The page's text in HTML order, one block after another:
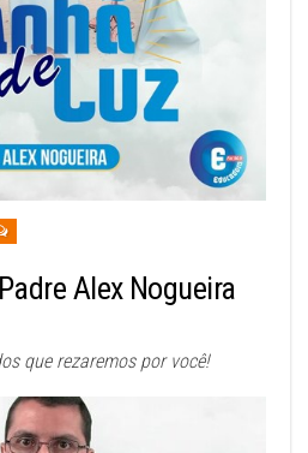
Alex Nogueira
que rezaremos por você!